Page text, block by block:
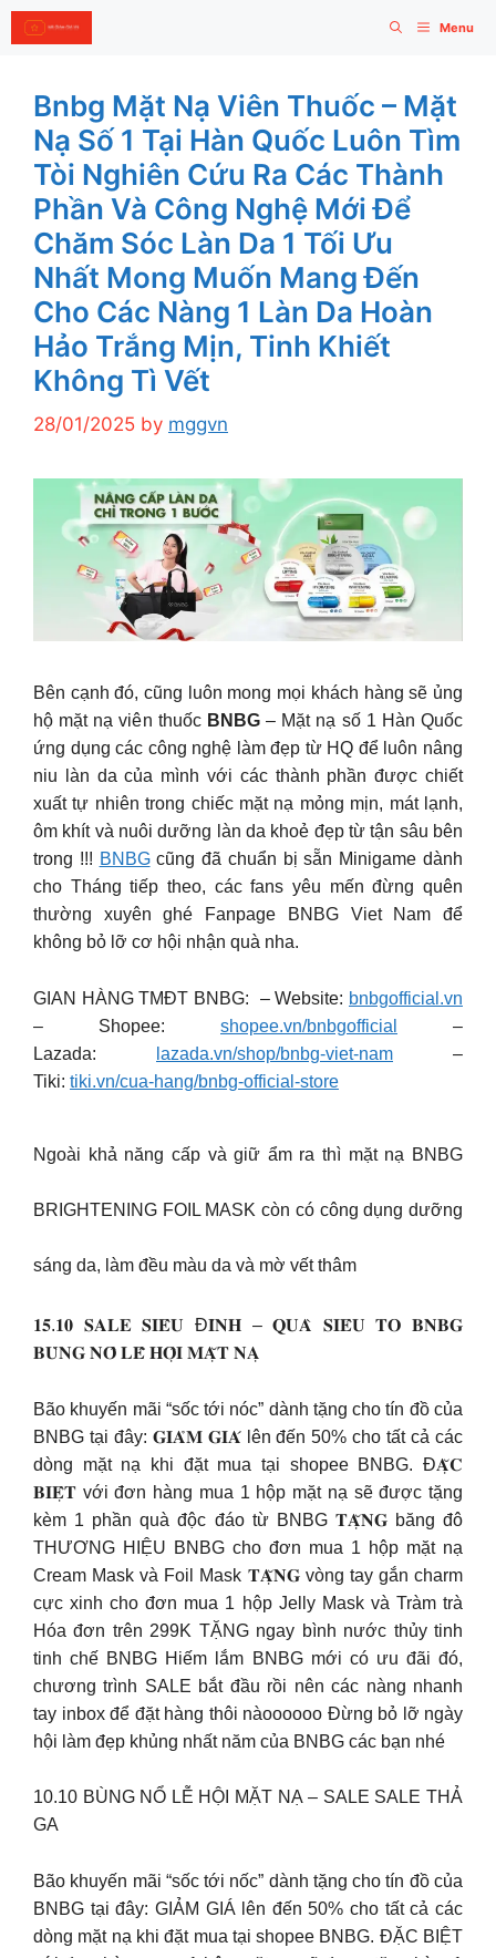
Skip
to
Menu
Bnbg Mặt Nạ Viên Thuốc – Mặt
Nạ Số 1 Tại Hàn Quốc Luôn Tìm
Tòi Nghiên Cứu Ra Các Thành
Phần Và Công Nghệ Mới Để
Chăm Sóc Làn Da 1 Tối Ưu
Nhất Mong Muốn Mang Đến
Cho Các Nàng 1 Làn Da Hoàn
Hảo Trắng Mịn, Tinh Khiết
Không Tì Vết
28/01/2025 by mggvn
Bên cạnh đó, cũng luôn mong mọi khách hàng sẽ ủng
hộ mặt nạ viên thuốc BNBG– Mặt nạ số 1 Hàn Quốc
ứng dụng các công nghệ làm đẹp từ HQ để luôn nâng
niu làn da của mình với các thành phần được chiết
xuất tự nhiên trong chiếc mặt nạ mỏng mịn, mát lạnh,
ôm khít và nuôi dưỡng làn da khoẻ đẹp từ tận sâu bên
trong !!! BNBGcũng đã chuẩn bị sẵn Minigame dành
cho Tháng tiếp theo, các fans yêu mến đừng quên
thường xuyên ghé Fanpage BNBG Viet Nam để
không bỏ lỡ cơ hội nhận quà nha.
GIAN HÀNG TMĐT BNBG: – Website: bnbgofficial.vn
– Shopee: shopee.vn/bnbgofficial
–
Lazada:
lazada.vn/shop/bnbg-viet-nam –
Tiki: tiki.vn/cua-hang/bnbg-official-store
Ngoài khả năng cấp và giữ ẩm ra thì mặt nạ BNBG
BRIGHTENING FOIL MASK còn có công dụng dưỡng
sáng da, làm đều màu da và mờ vết thâm
𝟏𝟓.𝟏𝟎 𝐒𝐀𝐋𝐄 𝐒𝐈𝐄̂𝐔 Đ𝐈̉𝐍𝐇 – 𝐐𝐔𝐀̀ 𝐒𝐈𝐄̂𝐔 𝐓𝐎 𝐁𝐍𝐁𝐆
𝐁𝐔̀𝐍𝐆 𝐍𝐎̂̉ 𝐋𝐄̂̃ 𝐇𝐎̣̂𝐈 𝐌𝐀̣̆𝐓 𝐍𝐀̣
Bão khuyến mãi “sốc tới nóc” dành tặng cho tín đồ của
BNBG tại đây: 𝐆𝐈𝐀̉𝐌 𝐆𝐈𝐀́ lên đến 50% cho tất cả các
dòng mặt nạ khi đặt mua tại shopee BNBG. Đ𝐀̣̆𝐂
𝐁𝐈𝐄̣̂𝐓 với đơn hàng mua 1 hộp mặt nạ sẽ được tặng
kèm 1 phần quà độc đáo từ BNBG 𝐓𝐀̣̆𝐍𝐆 băng đô
THƯƠNG HIỆU BNBG cho đơn mua 1 hộp mặt nạ
Cream Mask và Foil Mask 𝐓𝐀̣̆𝐍𝐆 vòng tay gắn charm
cực xinh cho đơn mua 1 hộp Jelly Mask và Tràm trà
Hóa đơn trên 299K TẶNG ngay bình nước thủy tinh
tinh chế BNBG Hiếm lắm BNBG mới có ưu đãi đó,
chương trình SALE bắt đầu rồi nên các nàng nhanh
tay inbox để đặt hàng thôi nàoooooo Đừng bỏ lỡ ngày
hội làm đẹp khủng nhất năm của BNBG các bạn nhé
10.10 BÙNG NỔ LỄ HỘI MẶT NẠ – SALE SALE THẢ
GA
Bão khuyến mãi “sốc tới nốc” dành tặng cho tín đồ của
BNBG tại đây: GIẢM GIÁ lên đến 50% cho tất cả các
dòng mặt nạ khi đặt mua tại shopee BNBG. ĐẶC BIỆT